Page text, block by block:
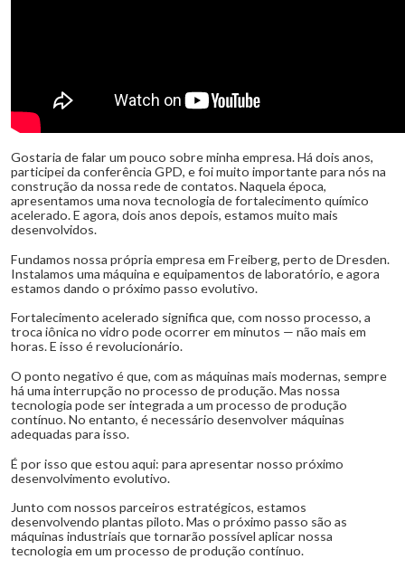
Gostaria de falar um pouco sobre minha empresa. Há dois anos,
participei da conferência GPD, e foi muito importante para nós na
construção da nossa rede de contatos. Naquela época,
apresentamos uma nova tecnologia de fortalecimento químico
acelerado. E agora, dois anos depois, estamos muito mais
desenvolvidos.
Fundamos nossa própria empresa em Freiberg, perto de Dresden.
Instalamos uma máquina e equipamentos de laboratório, e agora
estamos dando o próximo passo evolutivo.
Fortalecimento acelerado significa que, com nosso processo, a
troca iônica no vidro pode ocorrer em minutos — não mais em
horas. E isso é revolucionário.
O ponto negativo é que, com as máquinas mais modernas, sempre
há uma interrupção no processo de produção. Mas nossa
tecnologia pode ser integrada a um processo de produção
contínuo. No entanto, é necessário desenvolver máquinas
adequadas para isso.
É por isso que estou aqui: para apresentar nosso próximo
desenvolvimento evolutivo.
Junto com nossos parceiros estratégicos, estamos
desenvolvendo plantas piloto. Mas o próximo passo são as
máquinas industriais que tornarão possível aplicar nossa
tecnologia em um processo de produção contínuo.